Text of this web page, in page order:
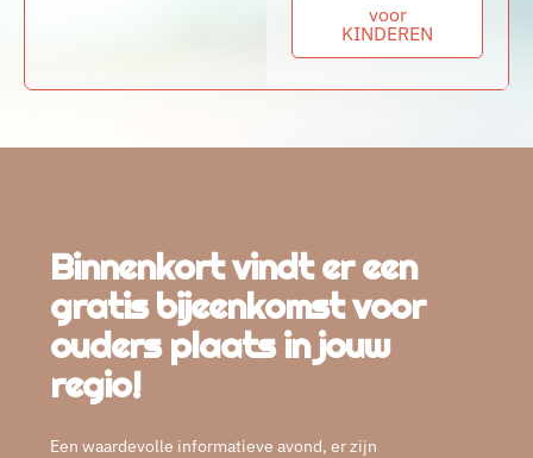
voor
KINDEREN
Binnenkort vindt er een
gratis bijeenkomst voor
ouders plaats in jouw
regio!
Een waardevolle informatieve avond, er zijn